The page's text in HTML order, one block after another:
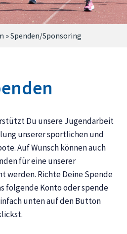
»Spenden/Sponsoring
Du unsere Jugendarbeit
unserer sportlichen und
Auf Wunsch können auch
für eine unserer
werden. Richte Deine Spende
folgende Konto oder spende
unten auf den Button